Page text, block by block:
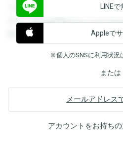
できます。登録すると回答を閲覧
すると回答を閲覧することができ
覧することができます。
LINE
Appleで
※個人のSNSに利用状況
または
メールアドレス
アカウントをお持ち